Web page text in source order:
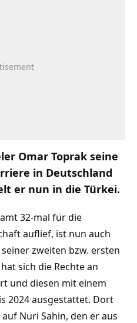
Omar Toprak seine
in Deutschland
er nun in die Türkei.
32-mal für die
auflief, ist nun auch
zweiten bzw. ersten
sich die Rechte an
und diesen mit einem
2024 ausgestattet. Dort
Nuri Sahin, den er aus